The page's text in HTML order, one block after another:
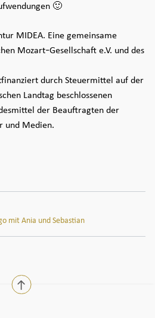
🙂
MIDEA. Eine gemeinsame
Mozart-Gesellschaft e.V. und des
durch Steuermittel auf der
Landtag beschlossenen
der Beauftragten der
und Medien.
mit Ania und Sebastian
nach oben